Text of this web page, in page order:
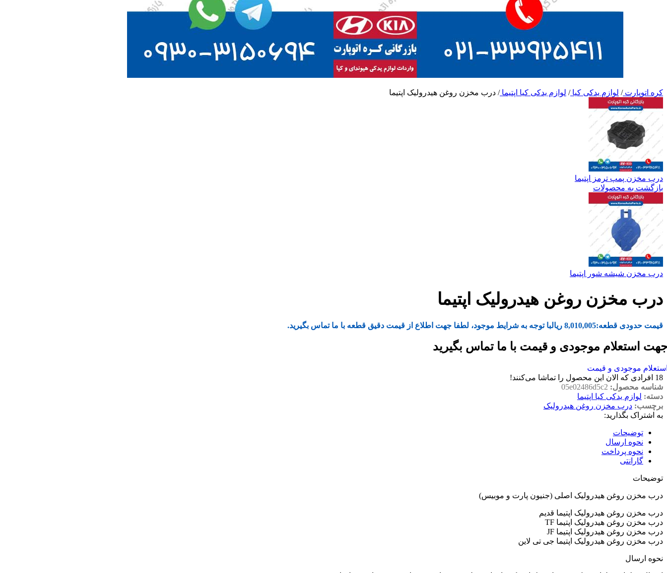
کره اتوپارت/ لوازم یدکی کیا/ لوازم یدکی کیا اپتیما/ درب مخزن روغن هیدرولیک اپتیما
درب مخزن پمپ ترمز اپتیما
بازگشت به محصولات
درب مخزن شیشه شور اپتیما
درب مخزن روغن هیدرولیک اپتیما
قیمت حدودی قطعه:8,010,005 ریالبا توجه به شرایط موجود، لطفا جهت اطلاع از قیمت دقیق قطعه با ما تماس بگیرید.
استعلام موجودی و قیمت با ما تماس بگیرید
موجودی و قیمت
18 افرادی که الان این محصول را تماشا می‌کنند!
شناسه محصول: 05e02486d5c2
دسته: لوازم یدکی کیا اپتیما
برچسب: درب مخزن روغن هیدرولیک
به اشتراک بگذارید:
توضیحات
نحوه ارسال
نحوه پرداخت
گارانتی
توضیحات
درب مخزن روغن هیدرولیک اصلی (جنیون پارت و موبیس)
درب مخزن روغن هیدرولیک اپتیما قدیم
درب مخزن روغن هیدرولیک اپتیما TF
درب مخزن روغن هیدرولیک اپتیما JF
درب مخزن روغن هیدرولیک اپتیما جی تی لاین
نحوه ارسال